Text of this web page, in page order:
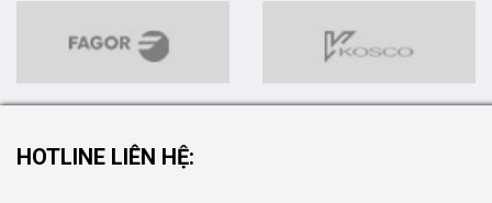
HOTLINE LIÊN HỆ: